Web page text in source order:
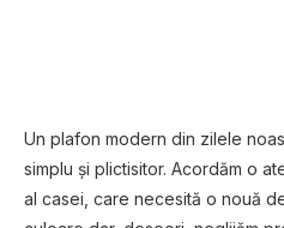
Un plafon modern din zilele
simplu și plictisitor. Acordăm o
al casei, care necesită o nouă